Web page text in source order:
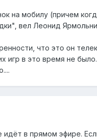
на мобилу (причем
вел Леонид
что это он
игр в это время не
в прямом эфире.